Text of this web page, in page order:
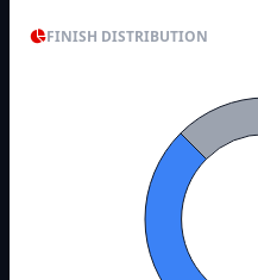
FINISH DISTRIBUTION